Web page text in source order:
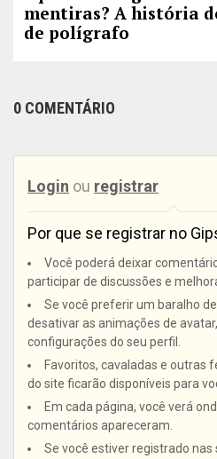
mentiras? A história
de polígrafo
0 COMENTÁRIO
Login ou registrar
Por que se registrar no
Você poderá deixar
participar de discussões e
Se você preferir um baralho
desativar as animações de
configurações do seu perfil.
Favoritos, cavaladas e outras
do site ficarão disponíveis para
Em cada página, você verá
comentários apareceram.
Se você estiver registrado nas